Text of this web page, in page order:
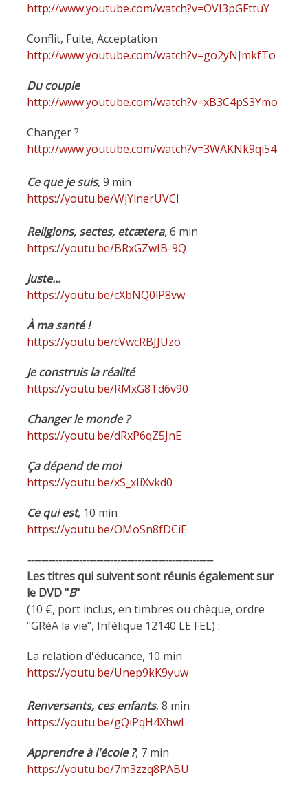
http://www.youtube.com/watch?v=OVI3pGFttuY
Conflit, Fuite, Acceptation
http://www.youtube.com/watch?v=go2yNJmkfTo
Du couple
http://www.youtube.com/watch?v=xB3C4pS3Ymo
Changer ?
http://www.youtube.com/watch?v=3WAKNk9qi54
Ce que je suis, 9 min
https://youtu.be/WjYlnerUVCI
Religions, sectes, etcætera, 6 min
https://youtu.be/BRxGZwIB-9Q
Juste...
https://youtu.be/cXbNQ0lP8vw
À ma santé !
https://youtu.be/cVwcRBJJUzo
Je construis la réalité
https://youtu.be/RMxG8Td6v90
Changer le monde ?
https://youtu.be/dRxP6qZ5JnE
Ça dépend de moi
https://youtu.be/xS_xIiXvkd0
Ce qui est, 10 min
https://youtu.be/OMoSn8fDCiE
------------------------------------------------------
Les titres qui suivent sont réunis également sur
le DVD "B"
(10 €, port inclus, en timbres ou chèque, ordre
"GRéA la vie", Infélique 12140 LE FEL) :
La relation d'éducance, 10 min
https://youtu.be/Unep9kK9yuw
Renversants, ces enfants, 8 min
https://youtu.be/gQiPqH4XhwI
Apprendre à l'école ?, 7 min
https://youtu.be/7m3zzq8PABU